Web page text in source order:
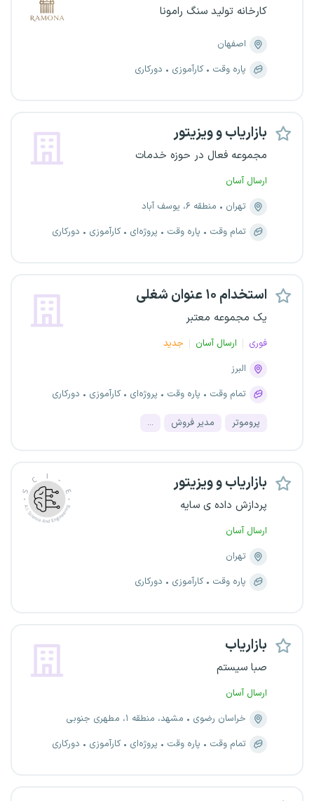
کارخانه تولید سنگ رامونا
اصفهان
پاره وقت
کارآموزی دورکاری
بازاریاب و ویزیتور
مجموعه فعال در حوزه خدمات
ارسال آسان
تهران
منطقه ۶، یوسف آباد
تمام وقت
پاره وقت پروژه‌ای کارآموزی دورکاری
استخدام ۱۰ عنوان شغلی
یک مجموعه معتبر
فوری ارسال آسان
جدید
البرز
تمام وقت
پاره وقت پروژه‌ای کارآموزی دورکاری
پروموتر مدیر فروش ...
بازاریاب و ویزیتور
پردازش داده ی سایه
ارسال آسان
تهران
پاره وقت
کارآموزی دورکاری
بازاریاب
صبا سیستم
ارسال آسان
خراسان رضوی
مشهد، منطقه ۱، مطهری جنوبی
تمام وقت
پاره وقت پروژه‌ای کارآموزی دورکاری